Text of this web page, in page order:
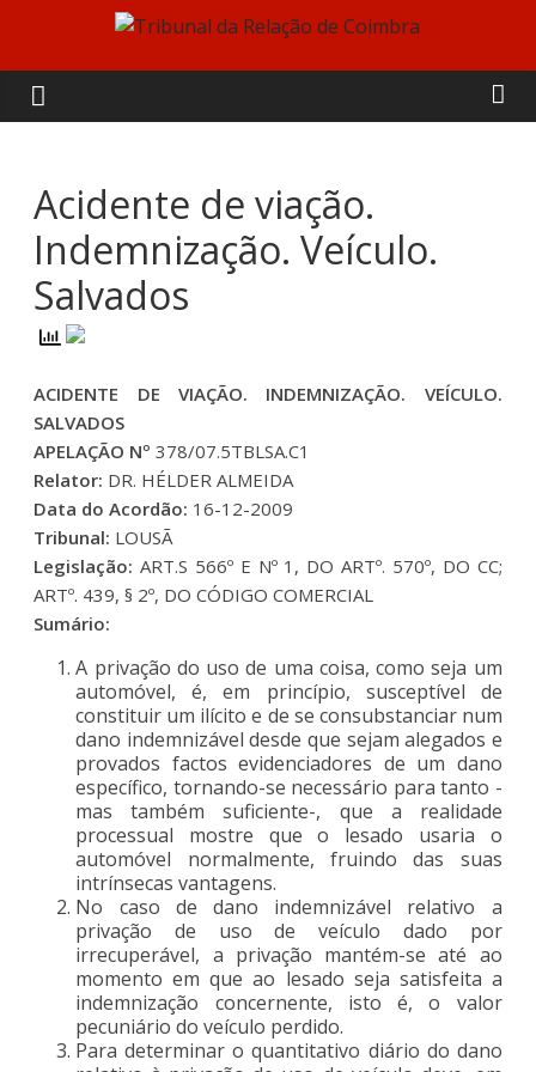
content
Tribunal
da
Relação
de
Coimbra
Acidente de viação.
Indemnização. Veículo.
Salvados
ACIDENTE DE VIAÇÃO. INDEMNIZAÇÃO. VEÍCULO.
SALVADOS
APELAÇÃO Nº 378/07.5TBLSA.C1
Relator: DR. HÉLDER ALMEIDA
Data do Acordão: 16-12-2009
Tribunal: LOUSÃ
Legislação: ART.S 566º E Nº 1, DO ARTº. 570º, DO CC;
ARTº. 439, § 2º, DO CÓDIGO COMERCIAL
Sumário:
A privação do uso de uma coisa, como seja um
automóvel, é, em princípio, susceptível de
constituir um ilícito e de se consubstanciar num
dano indemnizável desde que sejam alegados e
provados factos evidenciadores de um dano
específico, tornando-se necessário para tanto -
mas também suficiente-, que a realidade
processual mostre que o lesado usaria o
automóvel normalmente, fruindo das suas
intrínsecas vantagens.
No caso de dano indemnizável relativo a
privação de uso de veículo dado por
irrecuperável, a privação mantém-se até ao
momento em que ao lesado seja satisfeita a
indemnização concernente, isto é, o valor
pecuniário do veículo perdido.
Para determinar o quantitativo diário do dano